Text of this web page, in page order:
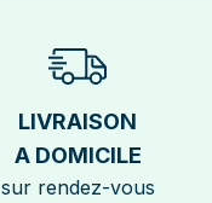
LIVRAISON
A DOMICILE
sur rendez-vous